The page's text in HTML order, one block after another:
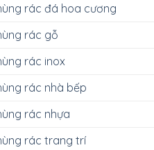
rác đá hoa cương
rác gỗ
rác inox
rác nhà bếp
rác nhựa
rác trang trí